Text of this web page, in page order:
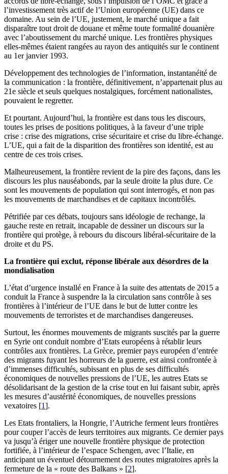
l’investissement très actif de l’Union européenne (UE) dans ce
domaine. Au sein de l’UE, justement, le marché unique a fait
disparaître tout droit de douane et même toute formalité douanière
avec l’aboutissement du marché unique. Les frontières physiques
elles-mêmes étaient rangées au rayon des antiquités sur le continent
au 1er janvier 1993.
Développement des technologies de l’information, instantanéité de
la communication : la frontière, définitivement, n’appartenait plus au
21e siècle et seuls quelques nostalgiques, forcément nationalistes,
pouvaient le regretter.
Et pourtant. Aujourd’hui, la frontière est dans tous les discours,
toutes les prises de positions politiques, à la faveur d’une triple
crise : crise des migrations, crise sécuritaire et crise du libre-échange.
L’UE, qui a fait de la disparition des frontières son identité, est au
centre de ces trois crises.
Malheureusement, la frontière revient de la pire des façons, dans les
discours les plus nauséabonds, par la seule droite la plus dure. Ce
sont les mouvements de population qui sont interrogés, et non pas
les mouvements de marchandises et de capitaux incontrôlés.
Pétrifiée par ces débats, toujours sans idéologie de rechange, la
gauche reste en retrait, incapable de dessiner un discours sur la
frontière qui protège, à rebours du discours libéral-sécuritaire de la
droite et du PS.
La frontière qui exclut, réponse libérale aux désordres de la
mondialisation
L’état d’urgence installé en France à la suite des attentats de 2015 a
conduit la France à suspendre la la circulation sans contrôle à ses
frontières à l’intérieur de l’UE dans le but de lutter contre les
mouvements de terroristes et de marchandises dangereuses.
Surtout, les énormes mouvements de migrants suscités par la guerre
en Syrie ont conduit nombre d’Etats européens à rétablir leurs
contrôles aux frontières. La Grèce, premier pays européen d’entrée
des migrants fuyant les horreurs de la guerre, est ainsi confrontée à
d’immenses difficultés, subissant en plus de ses difficultés
économiques de nouvelles pressions de l’UE, les autres Etats se
désolidarisant de la gestion de la crise tout en lui faisant subir, après
les mesures d’austérité économiques, de nouvelles pressions
vexatoires [1].
Les Etats frontaliers, la Hongrie, l’Autriche ferment leurs frontières
pour couper l’accès de leurs territoires aux migrants. Ce dernier pays
va jusqu’à ériger une nouvelle frontière physique de protection
fortifiée, à l’intérieur de l’espace Schengen, avec l’Italie, en
anticipant un éventuel détournement des routes migratoires après la
fermeture de la « route des Balkans » [2].